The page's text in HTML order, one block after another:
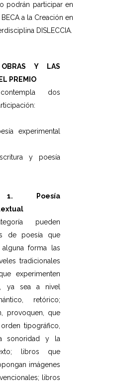
podrán participar en
a la Creación en
DISLECCIA.
Y LAS
PREMIO
dos
experimental
y poesía
1. Poesía
pueden
de poesía que
forma las
tradicionales
experimenten
ya sea a nivel
retórico;
provoquen, que
tipográfico,
sonoridad y la
libros que
imágenes
libros